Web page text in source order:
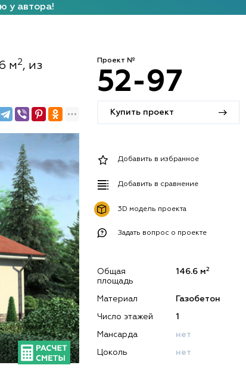
у автора!
м2, из
Проект №
52-97
Купить проект
Добавить в избранное
Добавить в сравнение
3D модель проекта
Задать вопрос о проекте
Общая
площадь
146.6 м2
Материал Газобетон
Число этажей 1
Мансарда нет
Цоколь нет